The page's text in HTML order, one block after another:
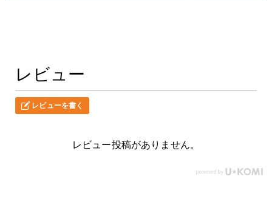
レビュー
レビューを書く
レビュー投稿がありません。